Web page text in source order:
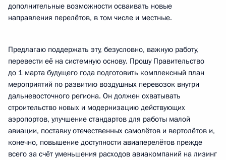
дополнительные возможности осваивать новые
направления перелётов, в том числе и местные.
Предлагаю поддержать эту, безусловно, важную работу,
перевести её на системную основу. Прошу Правительство
до 1 марта будущего года подготовить комплексный план
мероприятий по развитию воздушных перевозок внутри
дальневосточного региона. Он должен охватывать
строительство новых и модернизацию действующих
аэропортов, улучшение стандартов для работы малой
авиации, поставку отечественных самолётов и вертолётов и,
конечно, повышение доступности авиаперелётов прежде
всего за счёт уменьшения расходов авиакомпаний на лизинг